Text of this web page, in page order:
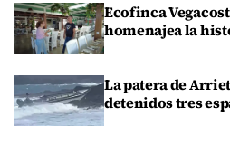
Ecofinca
homenajea la
La patera de
detenidos tres